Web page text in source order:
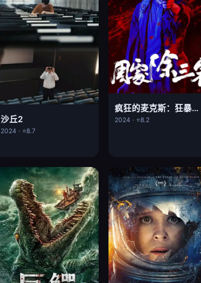
沙丘2
2024 · ⭐8.7
疯狂的麦克斯：狂暴女神
2024 · ⭐8.2